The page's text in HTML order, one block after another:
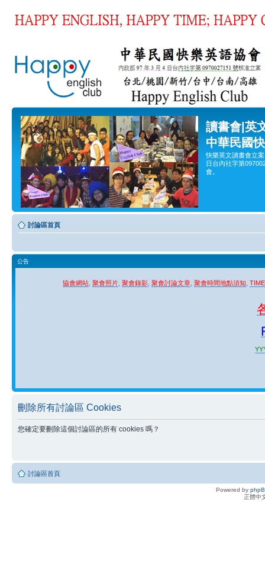
讀書會|英
中華民國
快樂英文讀書會立
日台內社字第
會。
討論區首頁
公告
協會網站 聚會照片 聚會錄影 聚會討論文章 聚會時間地點須知
刪除所有討論區 Cookies
您確定要刪除這個討論區的所有 cookies 嗎？
討論區首頁
Powered by
正體中